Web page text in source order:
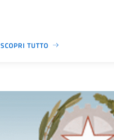
SCOPRI TUTTO